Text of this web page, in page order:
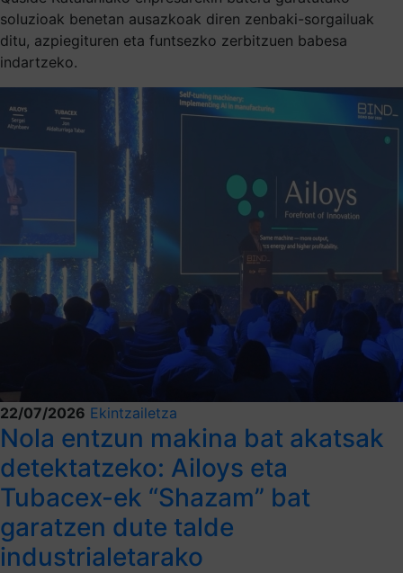
soluzioak benetan ausazkoak diren zenbaki-sorgailuak
ditu, azpiegituren eta funtsezko zerbitzuen babesa
indartzeko.
22/07/2026 Ekintzailetza
Nola entzun makina bat akatsak
detektatzeko: Ailoys eta
Tubacex-ek “Shazam” bat
garatzen dute talde
industrialetarako